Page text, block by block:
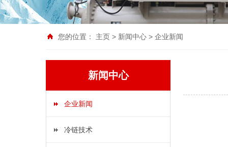
您的位置： 主页 > 新闻中心 > 企业新闻
新闻中心
企业新闻
冷链技术